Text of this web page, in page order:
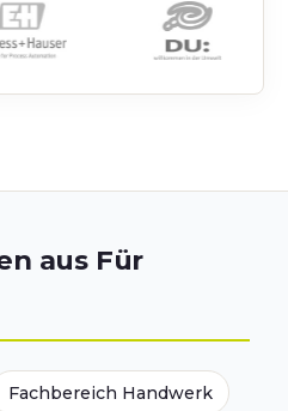
aus Für
Fachbereich Handwerk